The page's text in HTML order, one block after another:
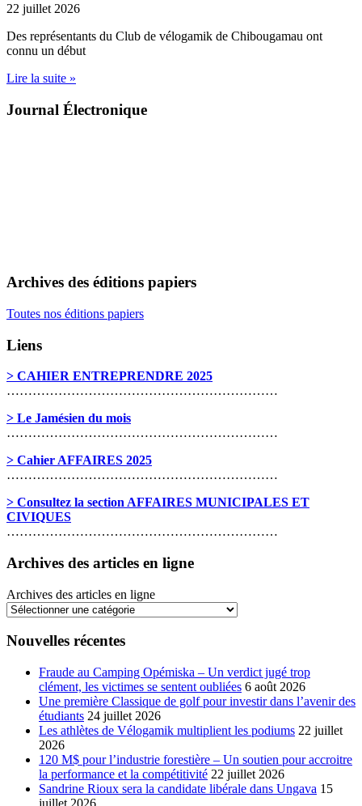
22 juillet 2026
Des représentants du Club de vélogamik de Chibougamau ont
connu un début
Lire la suite »
Journal Électronique
Archives des éditions papiers
Toutes nos éditions papiers
Liens
> CAHIER ENTREPRENDRE 2025
………………………………………………………
> Le Jamésien du mois
………………………………………………………
> Cahier AFFAIRES 2025
………………………………………………………
> Consultez la section AFFAIRES MUNICIPALES ET
CIVIQUES
………………………………………………………
Archives des articles en ligne
Archives des articles en ligne
Nouvelles récentes
Fraude au Camping Opémiska – Un verdict jugé trop
clément, les victimes se sentent oubliées 6 août 2026
Une première Classique de golf pour investir dans l’avenir des
étudiants 24 juillet 2026
Les athlètes de Vélogamik multiplient les podiums 22 juillet
2026
120 M$ pour l’industrie forestière – Un soutien pour accroitre
la performance et la compétitivité 22 juillet 2026
Sandrine Rioux sera la candidate libérale dans Ungava 15